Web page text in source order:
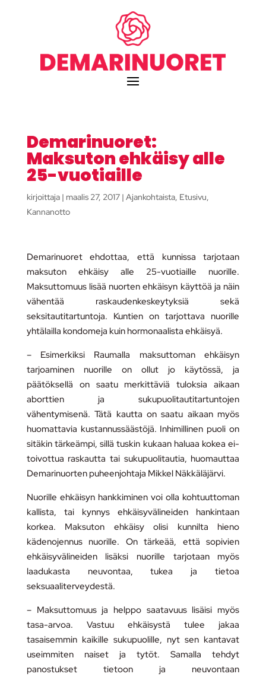
Demarinuoret:
Maksuton ehkäisy alle
25-vuotiaille
kirjoittaja | maalis 27, 2017| Ajankohtaista, Etusivu,
Kannanotto
Demarinuoret ehdottaa, että kunnissa tarjotaan
maksuton ehkäisy alle 25-vuotiaille nuorille.
Maksuttomuus lisää nuorten ehkäisyn käyttöä ja näin
vähentää raskaudenkeskeytyksiä sekä
seksitautitartuntoja. Kuntien on tarjottava nuorille
yhtälailla kondomeja kuin hormonaalista ehkäisyä.
– Esimerkiksi Raumalla maksuttoman ehkäisyn
tarjoaminen nuorille on ollut jo käytössä, ja
päätöksellä on saatu merkittäviä tuloksia aikaan
aborttien ja sukupuolitautitartuntojen
vähentymisenä. Tätä kautta on saatu aikaan myös
huomattavia kustannussäästöjä. Inhimillinen puoli on
sitäkin tärkeämpi, sillä tuskin kukaan haluaa kokea ei-
toivottua raskautta tai sukupuolitautia, huomauttaa
Demarinuorten puheenjohtaja Mikkel Näkkäläjärvi.
Nuorille ehkäisyn hankkiminen voi olla kohtuuttoman
kallista, tai kynnys ehkäisyvälineiden hankintaan
korkea. Maksuton ehkäisy olisi kunnilta hieno
kädenojennus nuorille. On tärkeää, että sopivien
ehkäisyvälineiden lisäksi nuorille tarjotaan myös
laadukasta neuvontaa, tukea ja tietoa
seksuaaliterveydestä.
– Maksuttomuus ja helppo saatavuus lisäisi myös
tasa-arvoa. Vastuu ehkäisystä tulee jakaa
tasaisemmin kaikille sukupuolille, nyt sen kantavat
useimmiten naiset ja tytöt. Samalla tehdyt
panostukset tietoon ja neuvontaan